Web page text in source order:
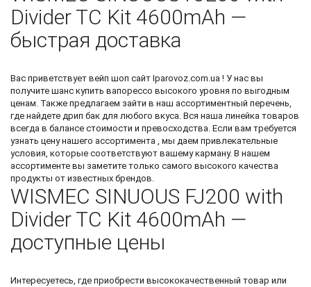
Divider TC Kit 4600mAh —
быстрая доставка
Вас приветствует вейп шоп сайт Iparovoz.com.ua ! У нас вы
получите шанс купить вапорессо высокого уровня по выгодным
ценам. Также предлагаем зайти в наш ассортиментный перечень,
где найдете дрип бак для любого вкуса. Вся наша линейка товаров
всегда в балансе стоимости и превосходства. Если вам требуется
узнать цену нашего ассортимента , мы даем привлекательные
условия, которые соответствуют вашему карману. В нашем
ассортименте вы заметите только самого высокого качества
продукты от известных брендов.
WISMEC SINUOUS FJ200 with
Divider TC Kit 4600mAh —
доступные цены
Интересуетесь, где приобрести высококачественный товар или